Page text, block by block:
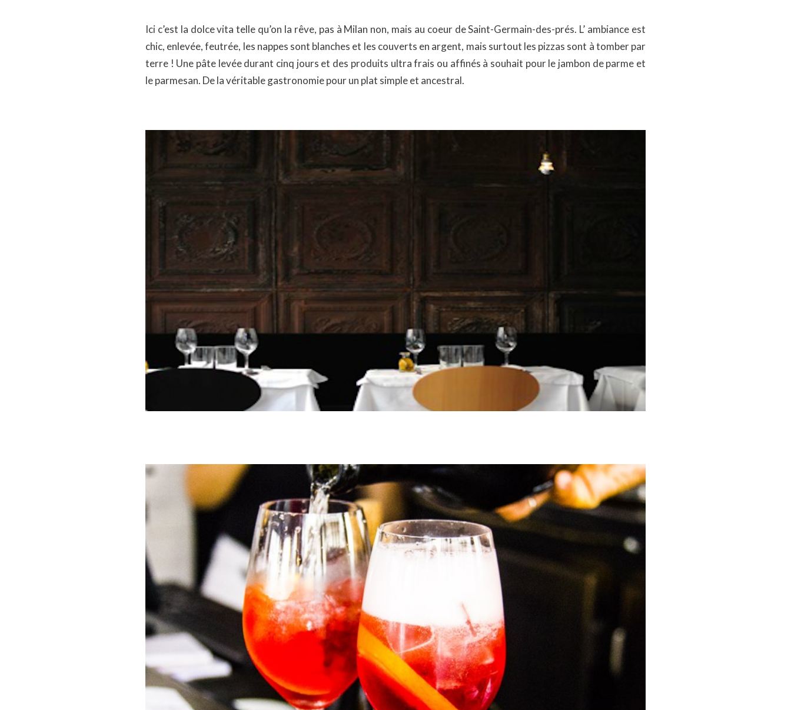
Ici c’est la dolce vita telle qu’on la rêve, pas à Milan non, mais au coeur de Saint-Germain-des-prés. L’ ambiance est
chic, enlevée, feutrée, les nappes sont blanches et les couverts en argent, mais surtout les pizzas sont à tomber par
terre ! Une pâte levée durant cinq jours et des produits ultra frais ou affinés à souhait pour le jambon de parme et
le parmesan. De la véritable gastronomie pour un plat simple et ancestral.